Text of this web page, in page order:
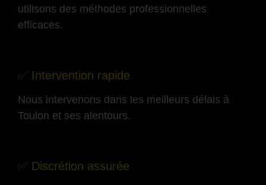
utilisons des méthodes professionnelles
efficaces.
✅ Intervention rapide
Nous intervenons dans les meilleurs délais à
Toulon et ses alentours.
✅ Discrétion assurée